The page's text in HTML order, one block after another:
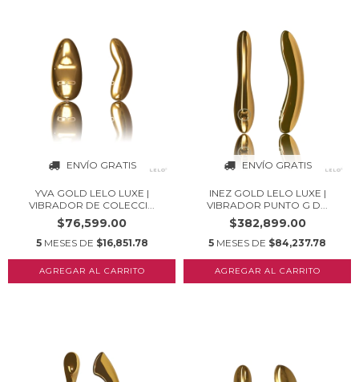
ENVÍO GRATIS
YVA GOLD LELO LUXE |
VIBRADOR DE COLECCI...
$76,599.00
5 MESES DE $16,851.78
ENVÍO GRATIS
INEZ GOLD LELO LUXE |
VIBRADOR PUNTO G D...
$382,899.00
5 MESES DE $84,237.78